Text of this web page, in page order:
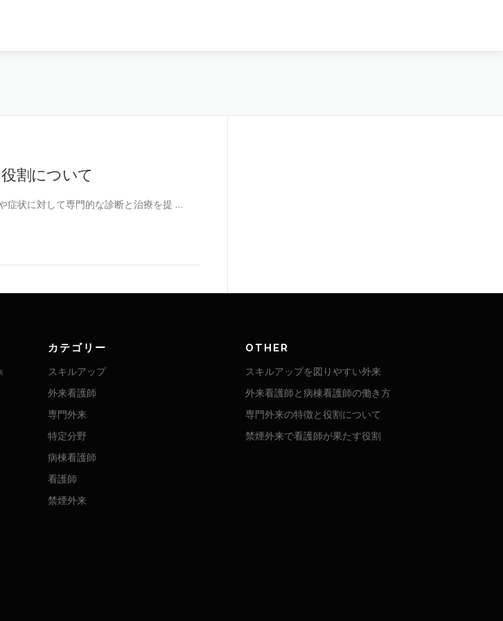
割について
症状に対して専門的な診断と治療を提 …
カテゴリー
スキルアップ
外来看護師
専門外来
特定分野
病棟看護師
看護師
禁煙外来
OTHER
スキルアップを図りやすい外来
外来看護師と病棟看護師の働き方
専門外来の特徴と役割について
禁煙外来で看護師が果たす役割